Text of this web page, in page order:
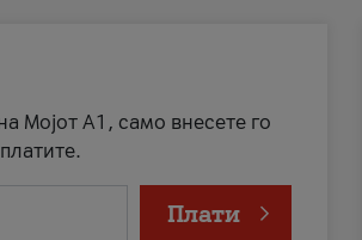
Мојот А1, само внесете го
Плати